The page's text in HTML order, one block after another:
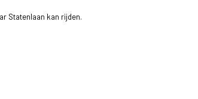
Statenlaan kan rijden.